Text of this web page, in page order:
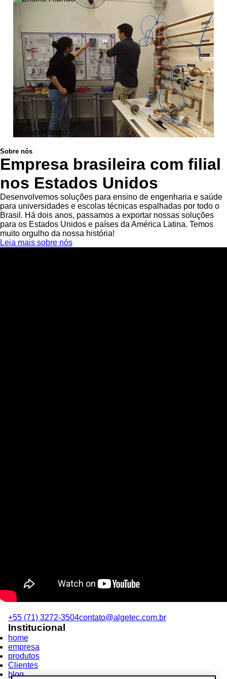
Ensino Híbrido
Sobre nós
Empresa brasileira com filial
nos Estados Unidos
Desenvolvemos soluções para ensino de engenharia e saúde
para universidades e escolas técnicas espalhadas por todo o
Brasil. Há dois anos, passamos a exportar nossas soluções
para os Estados Unidos e países da América Latina. Temos
muito orgulho da nossa história!
Leia mais sobre nós
+55 (71) 3272-3504contato@algetec.com.br
Institucional
home
empresa
produtos
Clientes
blog